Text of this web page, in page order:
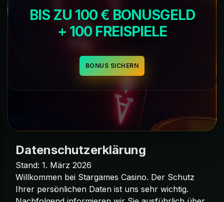
BIS ZU 100 € BONUSGELD
+ 100 FREISPIELE
BONUS SICHERN
Datenschutzerklärung
Stand: 1. März 2026
Willkommen bei Stargames Casino. Der Schutz
Ihrer persönlichen Daten ist uns sehr wichtig.